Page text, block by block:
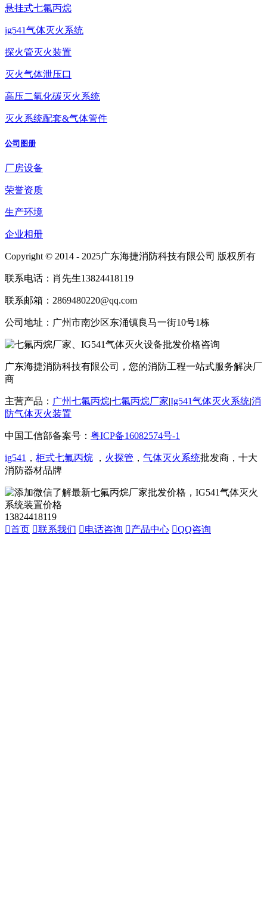
悬挂式七氟丙烷
ig541气体灭火系统
探火管灭火装置
灭火气体泄压口
高压二氧化碳灭火系统
灭火系统配套&气体管件
公司图册
厂房设备
荣誉资质
生产环境
企业相册
Copyright © 2014 - 2025广东海捷消防科技有限公司 版权所有
联系电话：肖先生13824418119
联系邮箱：2869480220@qq.com
公司地址：广州市南沙区东涌镇良马一街10号1栋
广东海捷消防科技有限公司，您的消防工程一站式服务解决厂
商
主营产品： 广州七氟丙烷|七氟丙烷厂家|Ig541气体灭火系统|消
防气体灭火装置
中国工信部备案号： 粤ICP备16082574号-1
ig541 ， 柜式七氟丙烷 ， 火探管 ， 气体灭火系统批发商，十大
消防器材品牌
13824418119
首页 联系我们 电话咨询 产品中心 QQ咨询